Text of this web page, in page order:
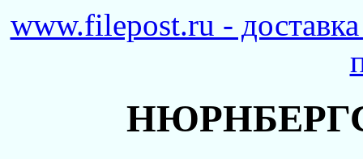
www.filepost.ru -